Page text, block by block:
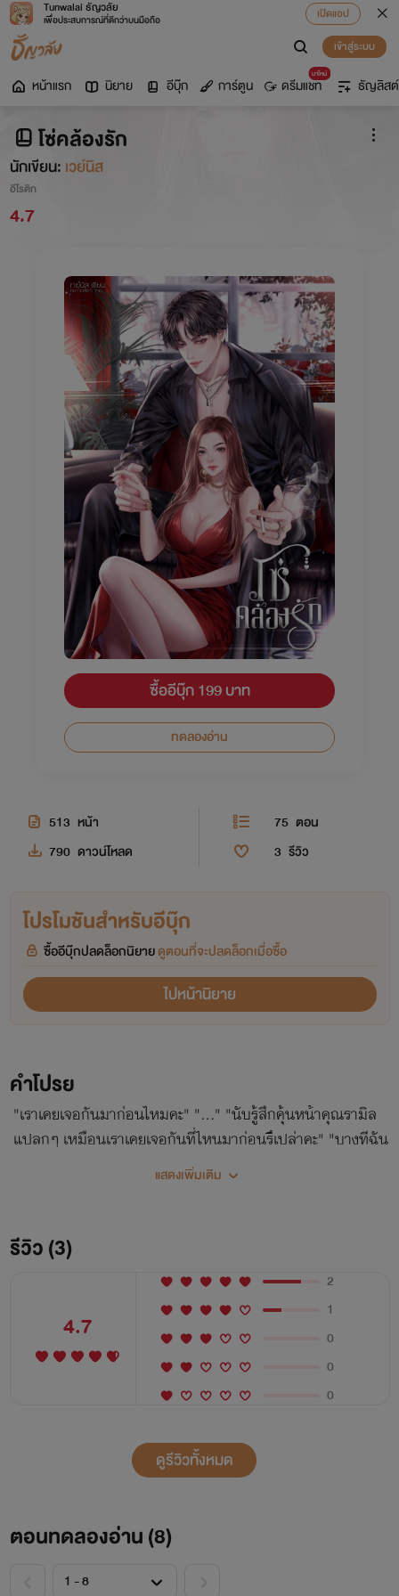
Tunwalai ธัญวลัย
เพื่อประสบการณ์ที่ดีกว่าบนมือถือ
เปิดแอป
เข้าสู่ระบบ
หน้าแรก นิยาย อีบุ๊ก การ์ตูน
มาใหม่
ดรีมแชท ธัญลิสต์
โซ่คล้องรัก
นักเขียน: เวย์นิส
อีโรติก
4.7
ซื้ออีบุ๊ก 199 บาท
ทดลองอ่าน
513 หน้า 75 ตอน
790 ดาวน์โหลด 3 รีวิว
โปรโมชันสำหรับอีบุ๊ก
ซื้ออีบุ๊กปลดล็อกนิยายดูตอนที่จะปลดล็อกเมื่อซื้อ
ไปหน้านิยาย
คำโปรย
"เราเคยเจอกันมาก่อนไหมคะ" "..." "นับรู้สึกคุ้นหน้าคุณรามิล
แปลกๆ เหมือนเราเคยเจอกันที่ไหนมาก่อนรึเปล่าคะ" "บางทีฉัน
อาจจะเคยนั่งอยู่กลางหว่างขาของเธอ"
แสดงเพิ่มเติม
รีวิว (3)
4.7
2
1
0
0
0
ดูรีวิวทั้งหมด
ตอนทดลองอ่าน (8)